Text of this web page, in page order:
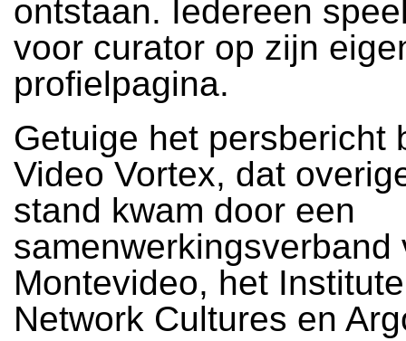
ontstaan. Iedereen
voor curator op zijn
profielpagina.
Getuige het persbericht
Video Vortex, dat
stand kwam door een
samenwerkingsverband
Montevideo, het
Network Cultures en